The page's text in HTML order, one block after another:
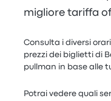
migliore tariffa
Consulta i diversi
prezzi dei biglietti di
pullman in base alle
Potrai vedere quali